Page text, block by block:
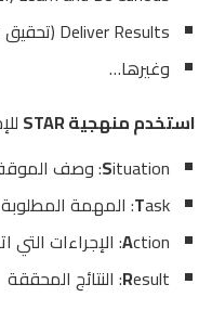
Deliver Results (تحقيق النتائج)
وغيرها…
استخدم منهجية STAR
Situation: وصف الموقف
Task: المهمة المطلوبة
Action: الإجراءات التي اتخذتها
Result: النتائج المحققة